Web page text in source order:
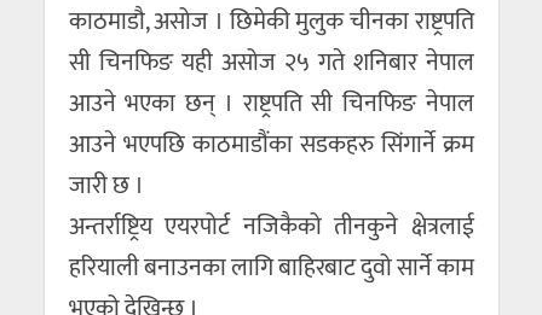
काठमाडौ, असोज । छिमेकी मुलुक चीनका राष्ट्रपति
सी चिनफिङ यही असोज २५ गते शनिबार नेपाल
आउने भएका छन् । राष्ट्रपति सी चिनफिङ नेपाल
आउने भएपछि काठमाडौंका सडकहरु सिंगार्ने क्रम
जारी छ ।
अन्तर्राष्ट्रिय एयरपोर्ट नजिकैको तीनकुने क्षेत्रलाई
हरियाली बनाउनका लागि बाहिरबाट दुवो सार्ने काम